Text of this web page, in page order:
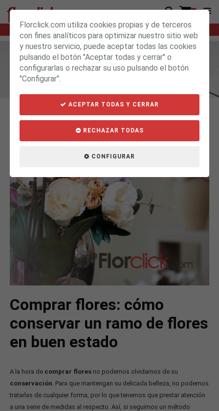
15h : 00m : 35s LO RECIBIRÁS MAÑANA
0
BLOG
Comprar flores: cómo
conservar un ramo de flores
en buen estado
A la hora de comprar flores no podemos olvidarnos de su
conservación. Para que mantengan su delicada belleza, no podemos
tratarlas de cualquier forma, por lo que tenemos que prestar atención
a una serie de medidas al respecto. Así, si seguimos un método
Florclick.com utiliza cookies propias y de terceros
con fines analíticos para optimizar nuestro sitio web
y nuestro servicio, puede aceptar todas las cookies
pulsando el botón "Aceptar todas y cerrar" o
configurarlas o rechazar su uso pulsando el botón
"Configurar".
ACEPTAR TODAS Y CERRAR
RECHAZAR TODAS
CONFIGURAR